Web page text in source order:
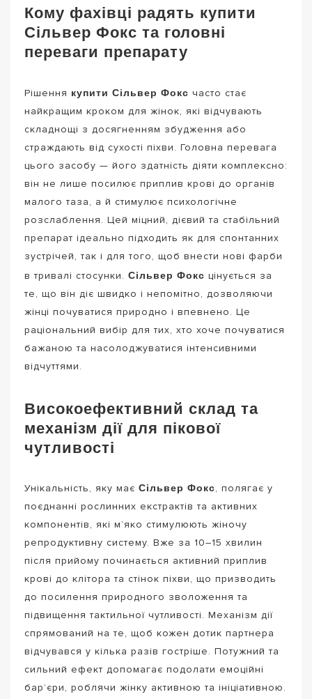
Кому фахівці радять купити
Сільвер Фокс та головні
переваги препарату
Рішення купити Сільвер Фокс часто стає
найкращим кроком для жінок, які відчувають
складнощі з досягненням збудження або
страждають від сухості піхви. Головна перевага
цього засобу — його здатність діяти комплексно:
він не лише посилює приплив крові до органів
малого таза, а й стимулює психологічне
розслаблення. Цей міцний, дієвий та стабільний
препарат ідеально підходить як для спонтанних
зустрічей, так і для того, щоб внести нові фарби
в тривалі стосунки. Сільвер Фокс цінується за
те, що він діє швидко і непомітно, дозволяючи
жінці почуватися природно і впевнено. Це
раціональний вибір для тих, хто хоче почуватися
бажаною та насолоджуватися інтенсивними
відчуттями.
Високоефективний склад та
механізм дії для пікової
чутливості
Унікальність, яку має Сільвер Фокс, полягає у
поєднанні рослинних екстрактів та активних
компонентів, які м’яко стимулюють жіночу
репродуктивну систему. Вже за 10–15 хвилин
після прийому починається активний приплив
крові до клітора та стінок піхви, що призводить
до посилення природного зволоження та
підвищення тактильної чутливості. Механізм дії
спрямований на те, щоб кожен дотик партнера
відчувався у кілька разів гостріше. Потужний та
сильний ефект допомагає подолати емоційні
бар’єри, роблячи жінку активною та ініціативною.